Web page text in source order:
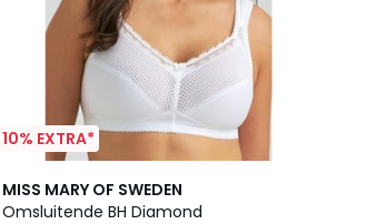
10% EXTRA*
MISS MARY OF SWEDEN
Omsluitende BH Diamond
4,3
/ 5
3
Kleuren